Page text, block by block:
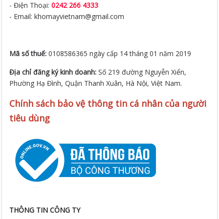
- Điện Thoại:0242 266 4333
- Email: khomayvietnam@gmail.com
Mã số thuế:0108586365 ngày cấp 14 tháng 01 năm 2019
Địa chỉ đăng ký kinh doanh:Số 219 đường Nguyễn Xiển,
Phường Hạ Đình, Quận Thanh Xuân, Hà Nội, Việt Nam.
Chính sách bảo vệ thông tin cá nhân của người
tiêu dùng
THÔNG TIN CÔNG TY